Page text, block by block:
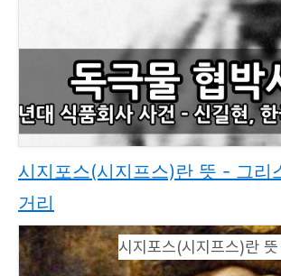
시지포스(시지프스)란 뜻 - 그리
거리